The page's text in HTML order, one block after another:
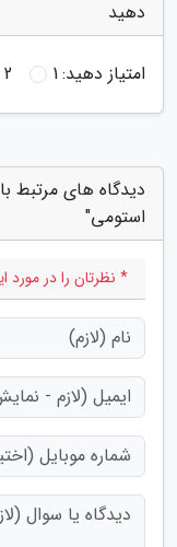
دهید
امتیاز دهید:1
2
دیدگاه های مرتبط
استومی"
* نظرتان را در مورد